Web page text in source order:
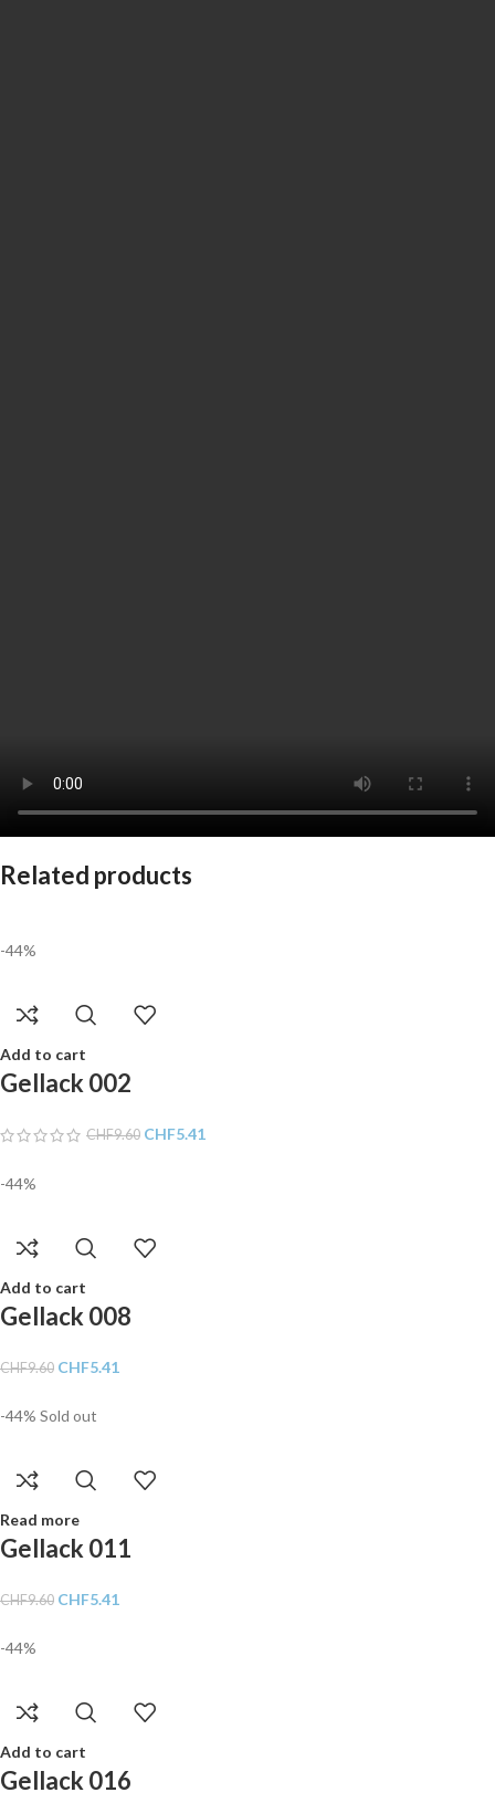
Related products
-44%
Add to cart
Gellack 002
CHF9.60 CHF5.41
-44%
Add to cart
Gellack 008
CHF9.60 CHF5.41
-44% Sold out
Read more
Gellack 011
CHF9.60 CHF5.41
-44%
Add to cart
Gellack 016